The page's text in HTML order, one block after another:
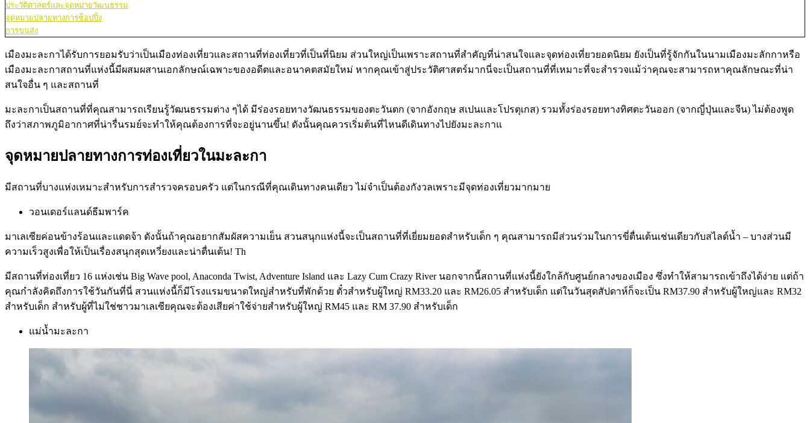
ประวัติศาสตร์และจุดหมายวัฒนธรรม
จุดหมายปลายทางการช็อปปิ้ง
การขนส่ง
เมืองมะละกาได้รับการยอมรับว่าเป็นเมืองท่องเที่ยวและสถานที่ท่องเที่ยวที่เป็นที่นิยม ส่วนใหญ่เป็นเพราะสถานที่สำคัญที่น่าสนใจและจุดท่องเที่ยวยอดนิยม ยังเป็นที่รู้จักกันในนามเมืองมะลักกาหรือ
เมืองมะละกาสถานที่แห่งนี้มีผสมผสานเอกลักษณ์เฉพาะของอดีตและอนาคตสมัยใหม่ หากคุณเข้าสู่ประวัติศาสตร์มากนี่จะเป็นสถานที่ที่เหมาะที่จะสำรวจแม้ว่าคุณจะสามารถหาคุณลักษณะที่น่า
สนใจอื่น ๆ และสถานที่
มะละกาเป็นสถานที่ที่คุณสามารถเรียนรู้วัฒนธรรมต่าง ๆได้ มีร่องรอยทางวัฒนธรรมของตะวันตก (จากอังกฤษ สเปนและโปรตุเกส) รวมทั้งร่องรอยทางทิศตะวันออก (จากญี่ปุ่นและจีน) ไม่ต้องพูด
ถึงว่าสภาพภูมิอากาศที่น่ารื่นรมย์จะทำให้คุณต้องการที่จะอยู่นานขึ้น! ดังนั้นคุณควรเริ่มต้นที่ไหนดีเดินทางไปยังมะละกาแ
จุดหมายปลายทางการท่องเที่ยวในมะละกา
มีสถานที่บางแห่งเหมาะสำหรับการสำรวจครอบครัว แต่ในกรณีที่คุณเดินทางคนเดียว ไม่จำเป็นต้องกังวลเพราะมีจุดท่องเที่ยวมากมาย
วอนเดอร์แลนด์ธีมพาร์ค
มาเลเซียค่อนข้างร้อนและแดดจ้า ดังนั้นถ้าคุณอยากสัมผัสความเย็น สวนสนุกแห่งนี้จะเป็นสถานที่ที่เยี่ยมยอดสำหรับเด็ก ๆ คุณสามารถมีส่วนร่วมในการขี่ตื่นเต้นเช่นเดียวกับสไลด์น้ำ – บางส่วนมี
ความเร็วสูงเพื่อให้เป็นเรื่องสนุกสุดเหวี่ยงและน่าตื่นเต้น! Th
มีสถานที่ท่องเที่ยว 16 แห่งเช่น Big Wave pool, Anaconda Twist, Adventure Island และ Lazy Cum Crazy River นอกจากนี้สถานที่แห่งนี้ยังใกล้กับศูนย์กลางของเมือง ซึ่งทำให้สามารถเข้าถึงได้ง่าย แต่ถ้า
คุณกำลังคิดถึงการใช้วันกันที่นี่ สวนแห่งนี้ก็มีโรงแรมขนาดใหญ่สำหรับที่พักด้วย ตั๋วสำหรับผู้ใหญ่ RM33.20 และ RM26.05 สำหรับเด็ก แต่ในวันสุดสัปดาห์ก็จะเป็น RM37.90 สำหรับผู้ใหญ่และ RM32
สำหรับเด็ก สำหรับผู้ที่ไม่ใช่ชาวมาเลเซียคุณจะต้องเสียค่าใช้จ่ายสำหรับผู้ใหญ่ RM45 และ RM 37.90 สำหรับเด็ก
แม่น้ำมะละกา